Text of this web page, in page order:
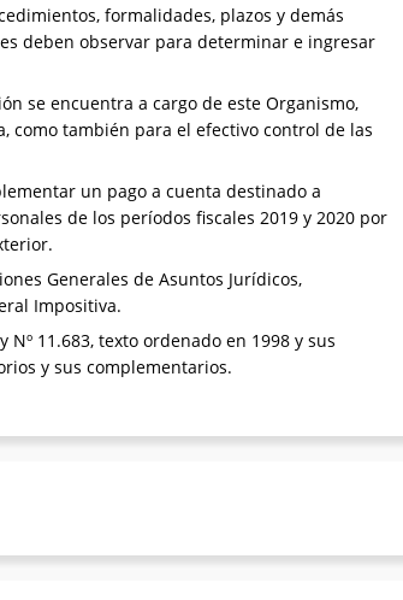
formalidades, plazos y demás
deben observar para determinar e ingresar
se encuentra a cargo de este Organismo,
también para el efectivo control de las
un pago a cuenta destinado a
de los períodos fiscales 2019 y 2020 por
Generales de Asuntos Jurídicos,
Impositiva.
11.683, texto ordenado en 1998 y sus
y sus complementarios.